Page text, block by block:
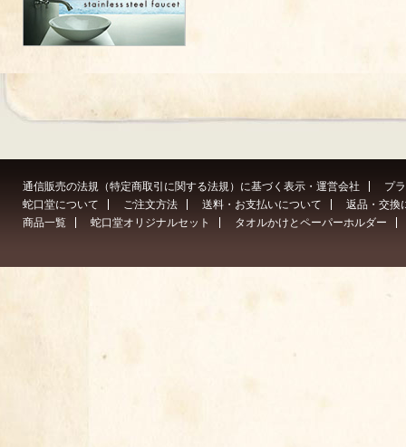
通信販売の法規（特定商取引に関する法規）に基づく表示・運営会社
プ
蛇口堂について
ご注文方法 送料・お支払いについて
返品・交換
商品一覧
蛇口堂オリジナルセット タオルかけとペーパーホルダー